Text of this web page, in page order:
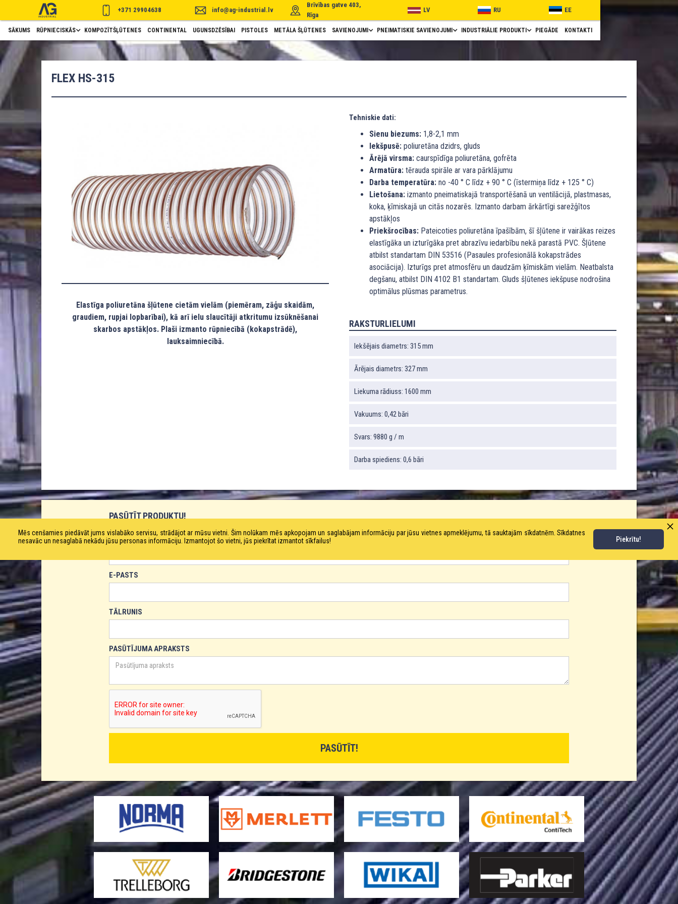
+371 29904638 info@ag-industrial.lv
Brīvības gatve 403,
Rīga
LV RU EE
SĀKUMS RŪPNIECISKĀS KOMPOZĪTŠĻŪTENES CONTINENTAL UGUNSDZĒSĪBAI PISTOLES METĀLA ŠĻŪTENES SAVIENOJUMI PNEIMATISKIE SAVIENOJUMI INDUSTRIĀLIE PRODUKTI PIEGĀDE KONTAKTI
FLEX HS-315
Elastīga poliuretāna šļūtene cietām vielām (piemēram, zāģu skaidām,
graudiem, rupjai lopbarībai), kā arī ielu slaucītāji atkritumu izsūknēšanai
skarbos apstākļos. Plaši izmanto rūpniecībā (kokapstrādē),
lauksaimniecībā.
Tehniskie dati:
Sienu biezums: 1,8-2,1 mm
Iekšpusē: poliuretāna dzidrs, gluds
Ārējā virsma: caurspīdīga poliuretāna, gofrēta
Armatūra: tērauda spirāle ar vara pārklājumu
Darba temperatūra: no -40 ° C līdz + 90 ° C (īstermiņa līdz + 125 ° C)
Lietošana: izmanto pneimatiskajā transportēšanā un ventilācijā, plastmasas,
koka, ķīmiskajā un citās nozarēs. Izmanto darbam ārkārtīgi sarežģītos
apstākļos
Priekšrocības: Pateicoties poliuretāna īpašībām, šī šļūtene ir vairākas reizes
elastīgāka un izturīgāka pret abrazīvu iedarbību nekā parastā PVC. Šļūtene
atbilst standartam DIN 53516 (Pasaules profesionālā kokapstrādes
asociācija). Izturīgs pret atmosfēru un daudzām ķīmiskām vielām. Neatbalsta
degšanu, atbilst DIN 4102 B1 standartam. Gluds šļūtenes iekšpuse nodrošina
optimālus plūsmas parametrus.
RAKSTURLIELUMI
Iekšējais diametrs: 315 mm
Ārējais diametrs: 327 mm
Liekuma rādiuss: 1600 mm
Vakuums: 0,42 bāri
Svars: 9880 g / m
Darba spiediens: 0,6 bāri
PASŪTĪT PRODUKTU!
VĀRDS
E-PASTS
TĀLRUNIS
PASŪTĪJUMA APRAKSTS
Mēs cenšamies piedāvāt jums vislabāko servisu, strādājot ar mūsu vietni. Šim nolūkam mēs apkopojam un saglabājam informāciju par jūsu vietnes apmeklējumu, tā sauktajām sīkdatnēm. Sīkdatnes
nesavāc un nesaglabā nekādu jūsu personas informāciju. Izmantojot šo vietni, jūs piekrītat izmantot sīkfailus!
Piekrītu!